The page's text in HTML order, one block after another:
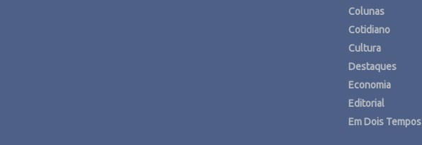
Colunas
Cotidiano
Cultura
Destaques
Economia
Editorial
Em Dois Tempos